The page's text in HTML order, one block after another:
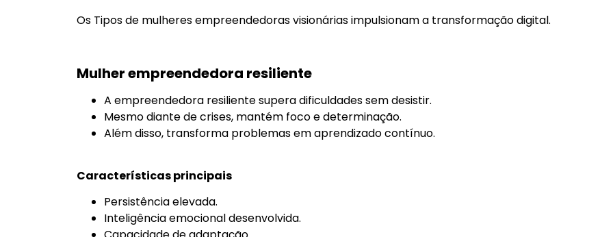
Os Tipos de mulheres empreendedoras visionárias impulsionam a transformação digital.
Mulher empreendedora resiliente
A empreendedora resiliente supera dificuldades sem desistir.
Mesmo diante de crises, mantém foco e determinação.
Além disso, transforma problemas em aprendizado contínuo.
Características principais
Persistência elevada.
Inteligência emocional desenvolvida.